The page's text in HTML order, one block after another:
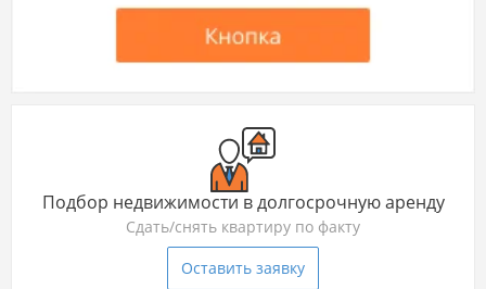
Подбор недвижимости в долгосрочную аренду
Сдать/снять квартиру по факту
Оставить заявку